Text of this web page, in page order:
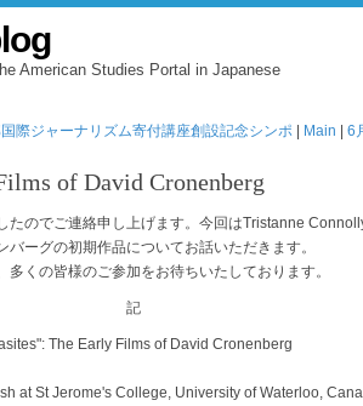
American Studies Portal in Japanese
際ジャーナリズム寄付講座創設記念シンポ Main 6
of David Cronenberg
たのでご連絡申し上げます。今回はTristanne
ーグの初期作品についてお話いただきます。
くの皆様のご参加をお待ちいたしております。
The Early Films of David Cronenberg
at St Jerome's College, University of Waterloo,